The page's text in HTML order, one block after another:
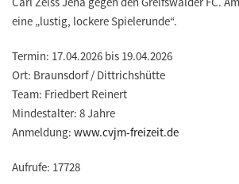
eine „lustig, lockere Spielerunde“.
Termin: 17.04.2026 bis 19.04.2026
Ort: Braunsdorf / Dittrichshütte
Team: Friedbert Reinert
Mindestalter: 8 Jahre
Anmeldung: www.cvjm-freizeit.de
Aufrufe: 17728